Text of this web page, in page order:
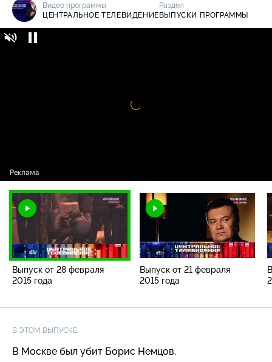
Видео программы
ЦЕНТРАЛЬНОЕ ТЕЛЕВИДЕНИЕ
Раздел
ВЫПУСКИ ПРОГРАММЫ
Видео
проигрыватель
Выпуск от 28 февраля
2015 года
Выпуск от 21 февраля
2015 года
В ЭТОМ ВЫПУСКЕ:
В Москве был убит Борис Немцов.